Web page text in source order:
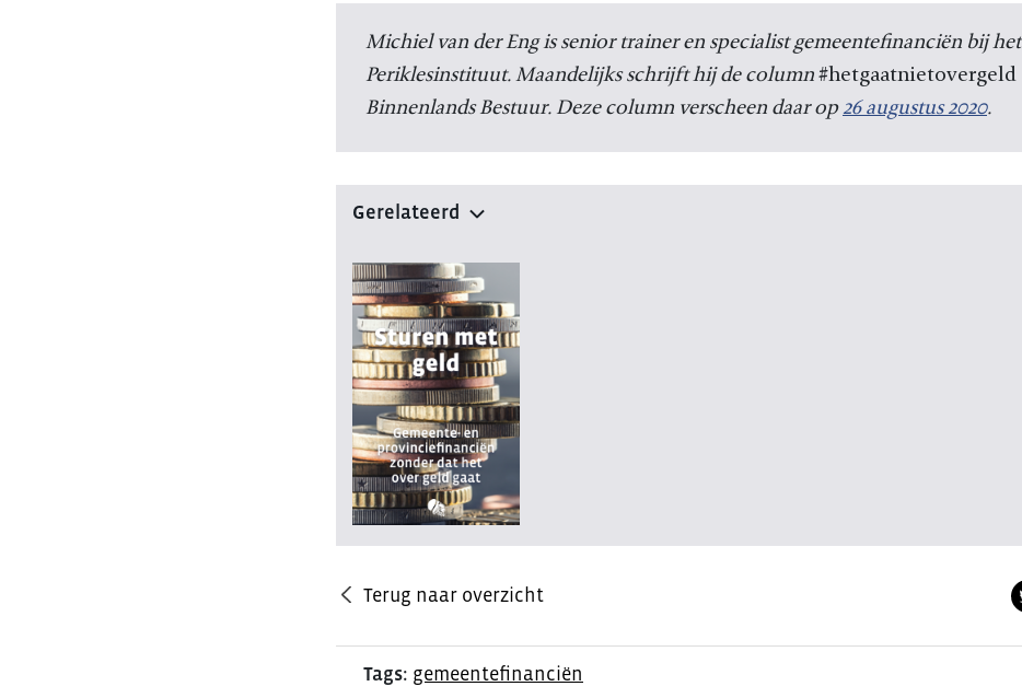
Michiel van der Eng is senior trainer en specialist gemeentefinanciën bij het
Periklesinstituut. Maandelijks schrijft hij de column#hetgaatnietovergeld
Binnenlands Bestuur. Deze column verscheen daar op26 augustus 2020.
Gerelateerd
Terug naar overzicht
Tags: gemeentefinanciën